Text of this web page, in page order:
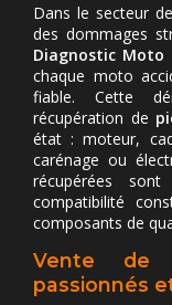
Dans le secteur
des dommages
Diagnostic Moto
chaque moto
fiable. Cette
récupération de
état : moteur,
carénage ou
récupérées
compatibilité
composants de
Vente de
passionnés